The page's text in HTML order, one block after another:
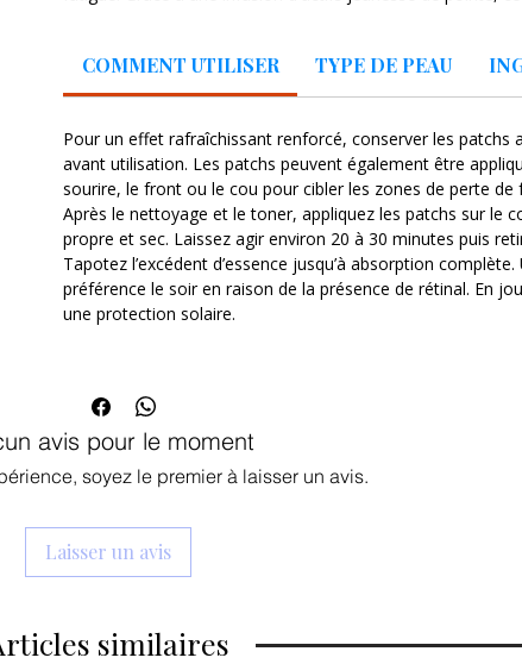
Pourquoi les ARENCIA Retinal Boosting Eye Mask sont-ils
Ces patchs ne se contentent pas d'hydrater la peau en
experte :
Le pouvoir du Rétinal (Rétinaldéhyde) : Jusqu'à 11 fois
efficace que le rétinol classique, le rétinal stimule
production de collagène. Il réduit visiblement la
patte d'oie et raffermit la peau fine du contour de l'œil
d'irritation.
Effet Tenseur & Élastique (Boosting Complex) : Enrichis
paupières inférieures relâchées.
Technologie Hydrogel Seconde Peau : Les patchs
aux contours du visage. Leur matrice hydrogel fraîche
manière prolongée et profonde, tout en
les poches et en atténuant la couleur des cernes.
Un traitement ciblé, sensoriel et ultra-frais
préparer la peau avant le maquillage.
COMMENT UTILISER TYPE DE PEAU
Pour un effet rafraîchissant renforcé, conserver les patchs
avant utilisation. Les patchs peuvent également être
sourire, le front ou le cou pour cibler les zones de perte de
Après le nettoyage et le toner, appliquez les patchs sur le
propre et sec. Laissez agir environ 20 à 30 minutes puis
Tapotez l’excédent d’essence jusqu’à absorption complète.
préférence le soir en raison de la présence de rétinal. En
une protection solaire.
avis pour le moment
soyez le premier à laisser un avis.
Laisser un avis
similaires